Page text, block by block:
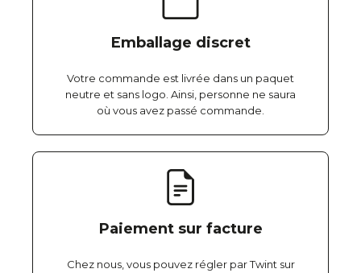
Emballage discret
Votre commande est livrée dans un paquet
neutre et sans logo. Ainsi, personne ne saura
où vous avez passé commande.
Paiement sur facture
Chez nous, vous pouvez régler par Twint sur